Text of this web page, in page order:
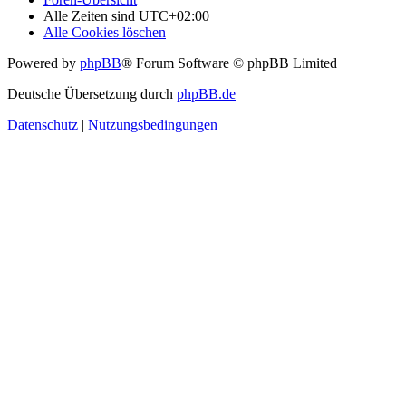
Alle Zeiten sind UTC+02:00
Alle Cookies löschen
Powered by phpBB® Forum Software © phpBB Limited
Deutsche Übersetzung durch phpBB.de
Datenschutz | Nutzungsbedingungen